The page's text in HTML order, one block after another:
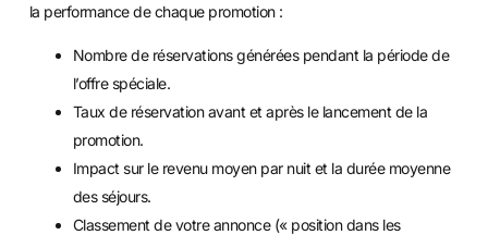
la performance de chaque promotion :
Nombre de réservations générées pendant la période de
l’offre spéciale.
Taux de réservation avant et après le lancement de la
promotion.
Impact sur le revenu moyen par nuit et la durée moyenne
des séjours.
Classement de votre annonce (« position dans les